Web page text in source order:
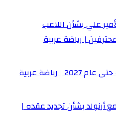
علي بشأن اللاعب
| رياضة عربية
| رياضة عربية
أرنولد بشأن تجديد عقده |